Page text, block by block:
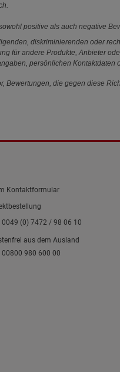
positive als auch negative
diskriminierenden oder
für andere Produkte, Anbieter
persönlichen Kontaktdaten
Bewertungen, die gegen diese
Kontaktformular
0049 (0) 7472 / 98 06 10
aus dem Ausland
00800 980 600 00